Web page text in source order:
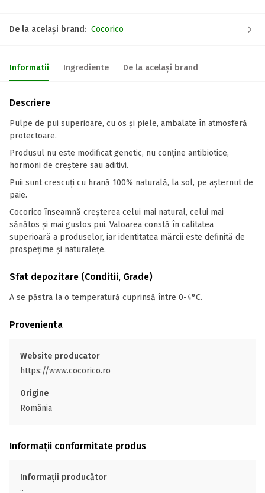
De la același brand: Cocorico
Informatii Ingrediente De la același brand
Descriere
Pulpe de pui superioare, cu os și piele, ambalate în atmosferă
protectoare.
Produsul nu este modificat genetic, nu conține antibiotice,
hormoni de creștere sau aditivi.
Puii sunt crescuți cu hrană 100% naturală, la sol, pe așternut de
paie.
Cocorico înseamnă creșterea celui mai natural, celui mai
sănătos și mai gustos pui. Valoarea constă în calitatea
superioară a produselor, iar identitatea mărcii este definită de
prospețime și naturalețe.
Sfat depozitare (Conditii, Grade)
A se păstra la o temperatură cuprinsă între 0-4°C.
Provenienta
Website producator
https://www.cocorico.ro
Origine
România
Informații conformitate produs
Informații producător